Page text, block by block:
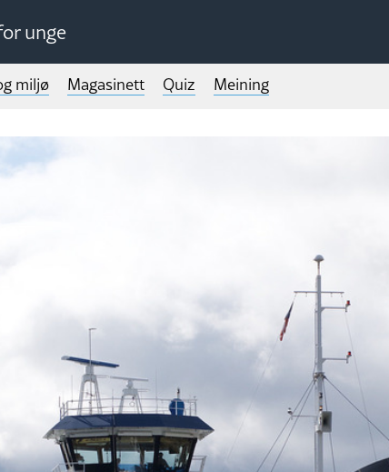
unge
miljø Magasinett Quiz Meining